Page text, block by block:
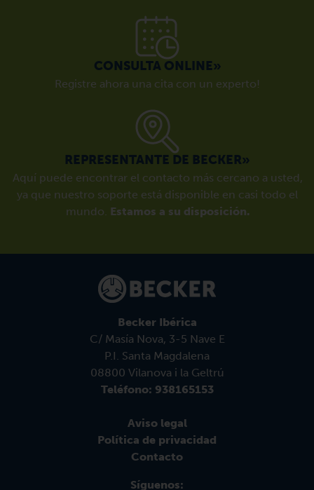
CONSULTA ONLINE»
Registre ahora una cita con un experto!
REPRESENTANTE DE BECKER»
Aquí puede encontrar el contacto más cercano a usted,
ya que nuestro soporte está disponible en casi todo el
mundo. Estamos a su disposición.
Becker Ibérica
C/ Masía Nova, 3-5 Nave E
P.I. Santa Magdalena
08800 Vilanova i la Geltrú
Teléfono: 938165153
Aviso legal
Política de privacidad
Contacto
Síguenos: